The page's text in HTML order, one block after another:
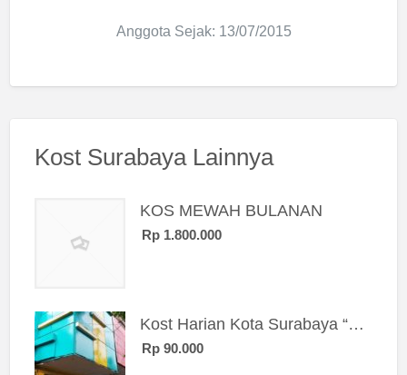
Anggota Sejak: 13/07/2015
Kost Surabaya Lainnya
KOS MEWAH BULANAN
Rp 1.800.000
Kost Harian Kota Surabaya “Sierra Kost”
Rp 90.000